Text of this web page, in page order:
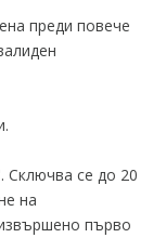
преди повече
се до 20
на
първо